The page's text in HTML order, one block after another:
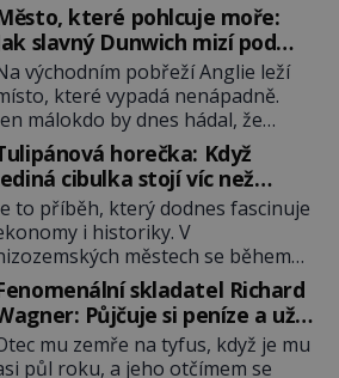
které pohlcuje moře:
slavný Dunwich mizí pod
východním pobřeží Anglie leží
které vypadá nenápadně.
málokdo by dnes hádal, že
zde kdysi stojí jeden z
anglických
Středověký Dunwich
svým významem s
pyšní se kostely,
i rušnými tržišti. Pak se ale
obrátí proti němu. Bouře,
eroze a postupující pobřeží
několika staletí pohltí […]
horečka: Když
cibulka stojí víc než
dům
to příběh, který dodnes fascinuje
i historiky. V
městech se během
měsíců obyčejná cibulka
mění v jednu z nejdražších
na trhu. Lidé uzavírají obchody
částky, které odpovídají ceně
skladatel Richard
Půjčuje si peníze a už
nevrací!
mu zemře na tyfus, když je mu
půl roku, a jeho otčímem se